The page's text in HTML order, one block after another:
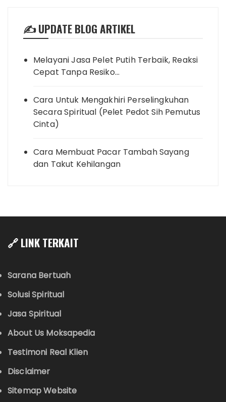
✍️ UPDATE BLOG ARTIKEL
Melayani Jasa Pelet Putih Terbaik, Reaksi
Cepat Tanpa Resiko…
Cara Untuk Mengakhiri Perselingkuhan
Secara Spiritual (Pelet Pedot Sih Pemutus
Cinta)
Cara Membuat Pacar Tambah Sayang
dan Takut Kehilangan
🔗 LINK TERKAIT
Sarana Bertuah
Solusi Spiritual
Jasa Spiritual
About Us Moksapedia
Testimoni Real Klien
Disclaimer
Sitemap Website